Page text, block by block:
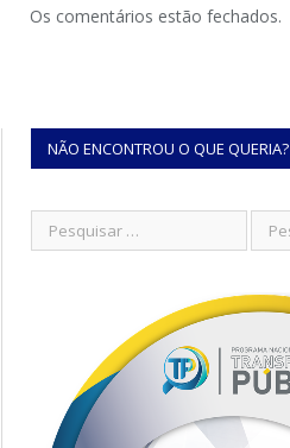
Os comentários estão fechados.
NÃO ENCONTROU O QUE QUERIA?